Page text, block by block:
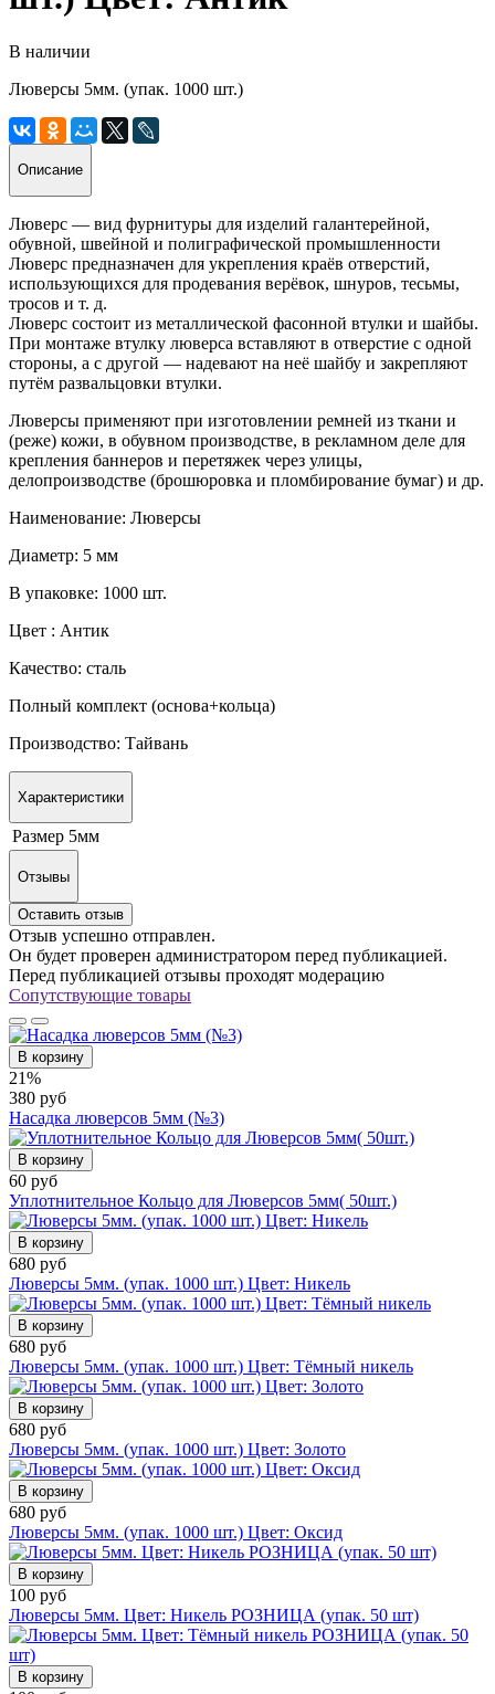
В наличии
Люверсы 5мм. (упак. 1000 шт.)
Описание
Люверс — вид фурнитуры для изделий галантерейной,
обувной, швейной и полиграфической промышленности
Люверс предназначен для укрепления краёв отверстий,
использующихся для продевания верёвок, шнуров, тесьмы,
тросов и т. д.
Люверс состоит из металлической фасонной втулки и шайбы.
При монтаже втулку люверса вставляют в отверстие с одной
стороны, а с другой — надевают на неё шайбу и закрепляют
путём развальцовки втулки.
Люверсы применяют при изготовлении ремней из ткани и
(реже) кожи, в обувном производстве, в рекламном деле для
крепления баннеров и перетяжек через улицы,
делопроизводстве (брошюровка и пломбирование бумаг) и др.
Наименование: Люверсы
Диаметр: 5 мм
В упаковке: 1000 шт.
Цвет : Антик
Качество: сталь
Полный комплект (основа+кольца)
Производство: Тайвань
Характеристики
Размер 5мм
Отзывы
Оставить отзыв
Отзыв успешно отправлен.
Он будет проверен администратором перед публикацией.
Перед публикацией отзывы проходят модерацию
Сопутствующие товары
В корзину
21%
380 руб
Насадка люверсов 5мм (№3)
В корзину
60 руб
Уплотнительное Кольцо для Люверсов 5мм( 50шт.)
В корзину
680 руб
Люверсы 5мм. (упак. 1000 шт.) Цвет: Никель
В корзину
680 руб
Люверсы 5мм. (упак. 1000 шт.) Цвет: Тёмный никель
В корзину
680 руб
Люверсы 5мм. (упак. 1000 шт.) Цвет: Золото
В корзину
680 руб
Люверсы 5мм. (упак. 1000 шт.) Цвет: Оксид
В корзину
100 руб
Люверсы 5мм. Цвет: Никель РОЗНИЦА (упак. 50 шт)
В корзину